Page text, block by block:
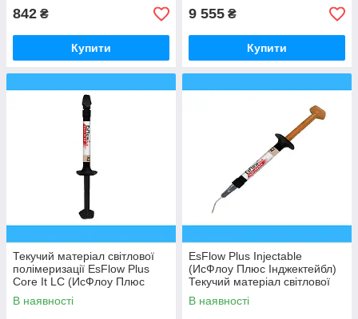
842 ₴
Купити
9 555 ₴
Купити
Текучий матеріал світлової
полімеризації EsFlow Plus
Core It LC (ИсФлоу Плюс
Коре-іт ЛС) 2.5г х 2шпр, А2
В наявності
EsFlow Plus Injectable
(ИсФлоу Плюс Інджектейбл)
Текучий матеріал світлової
полімеризації 2.5г, А3
В наявності